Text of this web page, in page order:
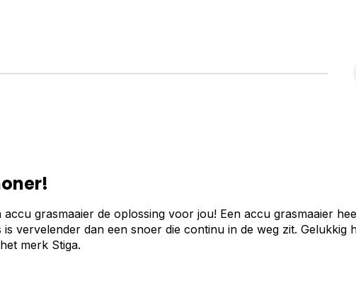
grasmaaier de oplossing voor jou! Een accu grasmaaier
vervelender dan een snoer die continu in de weg zit. Gelukkig
merk Stiga.